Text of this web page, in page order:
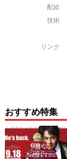
配給
技術
リンク
おすすめ特集